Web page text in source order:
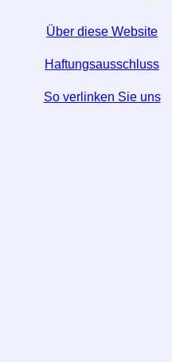
Über diese Website
Haftungsausschluss
So verlinken Sie uns